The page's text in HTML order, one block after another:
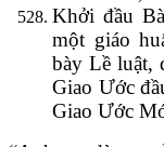
Khởi đầu
một giáo
bày Lề luật,
Giao Ước
Giao Ước